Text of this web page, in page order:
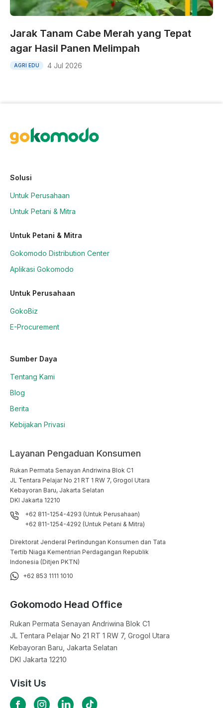
Jarak Tanam Cabe Merah yang Tepat
agar Hasil Panen Melimpah
AGRI EDU 4 Jul 2026
Solusi
Untuk Perusahaan
Untuk Petani & Mitra
Untuk Petani & Mitra
Gokomodo Distribution Center
Aplikasi Gokomodo
Untuk Perusahaan
GokoBiz
E-Procurement
Sumber Daya
Tentang Kami
Blog
Berita
Kebijakan Privasi
Layanan Pengaduan Konsumen
Rukan Permata Senayan Andriwina Blok C1
JL Tentara Pelajar No 21 RT 1 RW 7, Grogol Utara
Kebayoran Baru, Jakarta Selatan
DKI Jakarta 12210
+62 811-1254-4293 (Untuk Perusahaan)
+62 811-1254-4292 (Untuk Petani & Mitra)
Direktorat Jenderal Perlindungan Konsumen dan Tata
Tertib Niaga Kementrian Perdagangan Republik
Indonesia (Ditjen PKTN)
+62 853 1111 1010
Gokomodo Head Office
Rukan Permata Senayan Andriwina Blok C1
JL Tentara Pelajar No 21 RT 1 RW 7, Grogol Utara
Kebayoran Baru, Jakarta Selatan
DKI Jakarta 12210
Visit Us